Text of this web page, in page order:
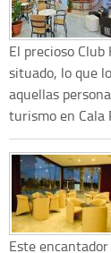
El precioso
situado, lo que
aquellas
turismo en Cala
Este